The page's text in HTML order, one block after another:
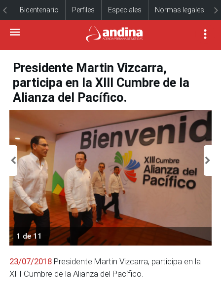
Bicentenario Perfiles Especiales Normas legales
Presidente Martin Vizcarra,
participa en la XIII Cumbre de la
Alianza del Pacífico.
1 de 11
23/07/2018 Presidente Martin Vizcarra, participa en la
XIII Cumbre de la Alianza del Pacífico.